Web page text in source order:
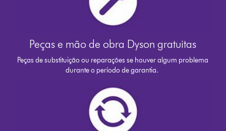
Peças e mão de obra Dyson gratuitas
Peças de substituição ou reparações se houver algum problema
durante o período de garantia.